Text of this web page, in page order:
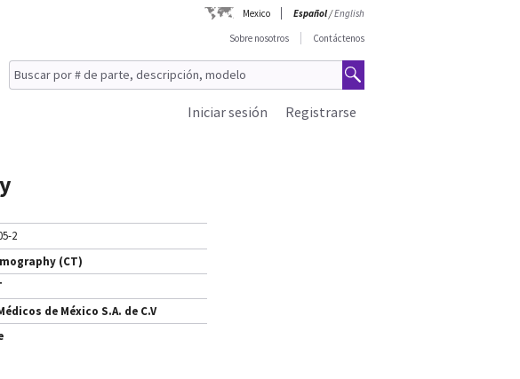
Mexico Español/English
Sobre nosotros
Contáctenos
Registrarse
Iniciar sesión
2
(CT)
de México S.A. de C.V